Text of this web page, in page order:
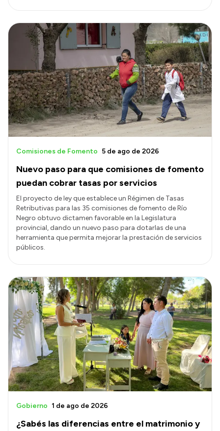
Nuevo paso para que comisiones de fomento
puedan cobrar tasas por servicios
Comisiones de Fomento 5 de ago de 2026
El proyecto de ley que establece un Régimen de Tasas
Retributivas para las 35 comisiones de fomento de Río
Negro obtuvo dictamen favorable en la Legislatura
provincial, dando un nuevo paso para dotarlas de una
herramienta que permita mejorar la prestación de servicios
públicos.
¿Sabés las diferencias entre el matrimonio y
Gobierno 1 de ago de 2026